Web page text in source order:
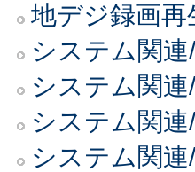
地デジ録画再
システム関
システム関
システム関
システム関